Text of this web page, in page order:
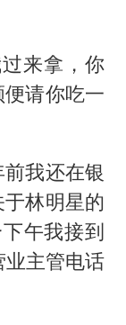
来拿，你
请你吃一
我还在银
林明星的
午我接到
业主管电话